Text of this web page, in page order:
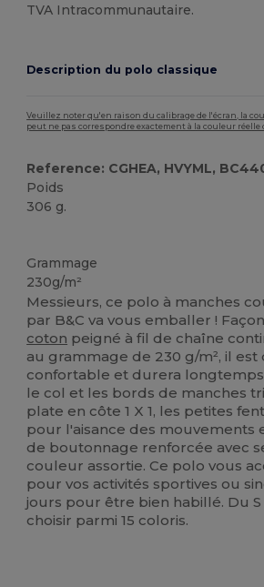
TVA Intracommunautaire.
Description du polo classique
Veuillez noter qu'en raison du calibrage de l'écran, la
peut ne pas correspondre exactement à la couleur réelle
Reference: CGHEA, HVYML,
Poids
306 g.
Grammage
230g/m²
Messieurs, ce polo à manches
par B&C va vous emballer !
coton peigné à fil de chaîne
au grammage de 230 g/m², il est
confortable et durera
le col et les bords de manches
plate en côte 1 X 1, les petites
pour l'aisance des mouvements
de boutonnage renforcée avec
couleur assortie. Ce polo vous
pour vos activités sportives ou
jours pour être bien habillé. Du S
choisir parmi 15 coloris.